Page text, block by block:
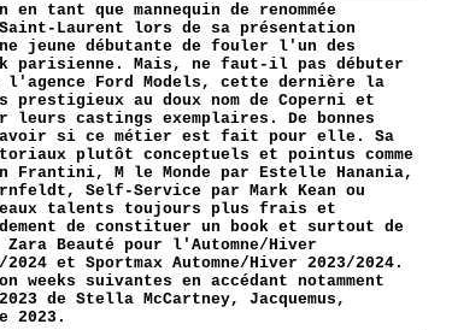
tant que mannequin de renommée
Laurent lors de sa présentation
jeune débutante de fouler l'un des
parisienne. Mais, ne faut-il pas débuter
Ford Models, cette dernière la
prestigieux au doux nom de Coperni et
leurs castings exemplaires. De bonnes
si ce métier est fait pour elle. Sa
plutôt conceptuels et pointus comme
Frantini, M le Monde par Estelle Hanania,
Self-Service par Mark Kean ou
talents toujours plus frais et
de constituer un book et surtout de
Beauté pour l'Automne/Hiver
et Sportmax Automne/Hiver 2023/2024.
suivantes en accédant notamment
de Stella McCartney, Jacquemus,
2023.